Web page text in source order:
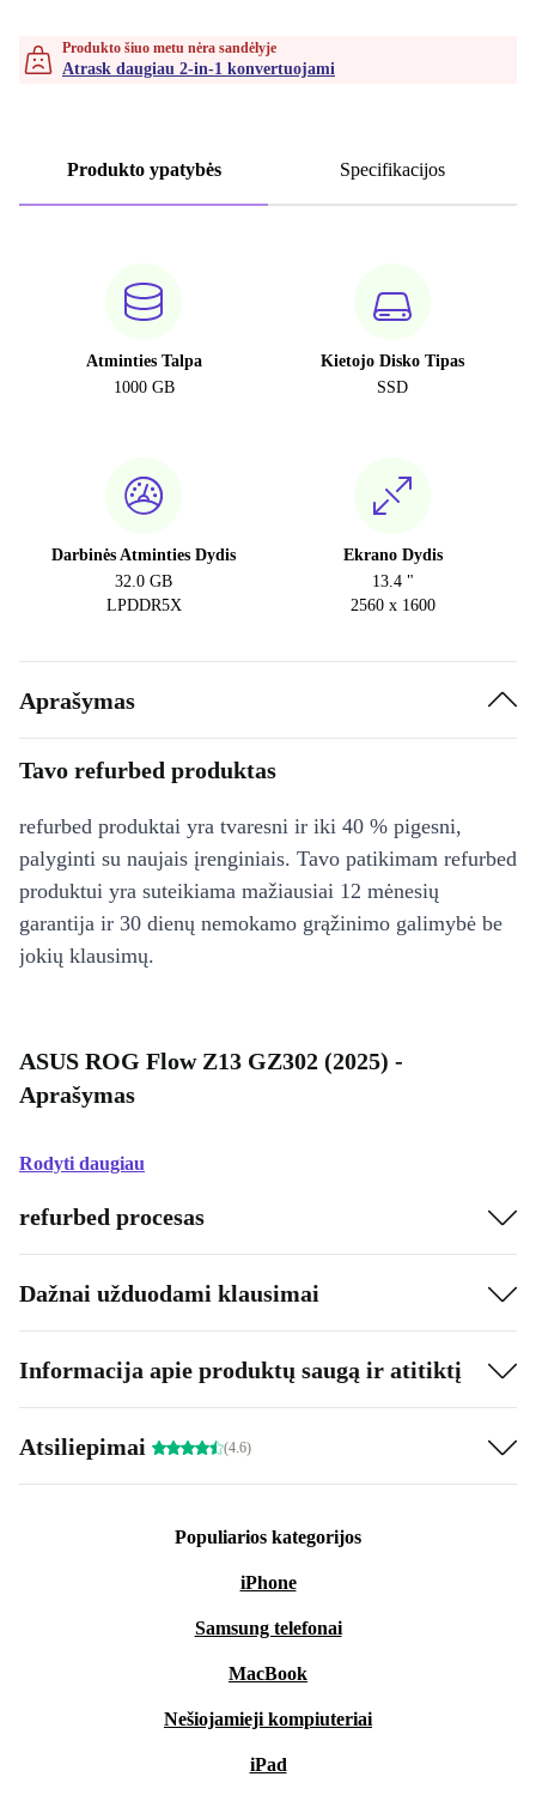
Produkto šiuo metu nėra sandėlyje
Atrask daugiau 2-in-1 konvertuojami
Produkto ypatybės Specifikacijos
Atminties Talpa
1000 GB
Kietojo Disko Tipas
SSD
Darbinės Atminties Dydis
32.0 GB
LPDDR5X
Ekrano Dydis
13.4 "
2560 x 1600
Aprašymas
Tavo refurbed produktas
refurbed produktai yra tvaresni ir iki 40 % pigesni,
palyginti su naujais įrenginiais. Tavo patikimam refurbed
produktui yra suteikiama mažiausiai 12 mėnesių
garantija ir 30 dienų nemokamo grąžinimo galimybė be
jokių klausimų.
ASUS ROG Flow Z13 GZ302 (2025) -
Aprašymas
Rodyti daugiau
refurbed procesas
Dažnai užduodami klausimai
Informacija apie produktų saugą ir atitiktį
Atsiliepimai (4.6)
Populiarios kategorijos
iPhone
Samsung telefonai
MacBook
Nešiojamieji kompiuteriai
iPad